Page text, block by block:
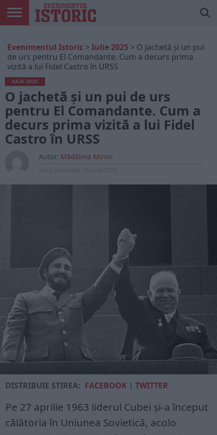
ONLINE
EDIȚII
TIPĂRITE
ISTORIC
PLAY
CONTUL
MEU
Evenimentul Istoric > Iulie 2025 > O jachetă și un pui
de urs pentru El Comandante. Cum a decurs prima
vizită a lui Fidel Castro în URSS
IULIE 2025
O jachetă și un pui de urs
pentru El Comandante. Cum a
decurs prima vizită a lui Fidel
Castro în URSS
Autor: Mădălina Miron
DISTRIBUIE ȘTIREA: FACEBOOK |TWITTER
Pe 27 aprilie 1963 liderul Cu­bei și-a început
călătoria în Uniunea Sovietică, acolo